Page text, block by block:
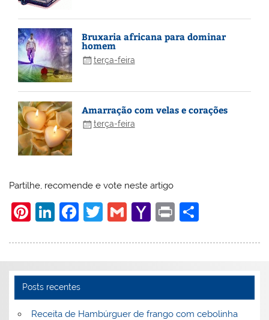
Bruxaria africana para dominar
homem
terça-feira
Amarração com velas e corações
terça-feira
Partilhe, recomende e vote neste artigo
Pi
er
e
st
Li
k
dI
n
F
c
b
o
T
itt
G
ai
Y
h
M
Pr
t
ar
Posts recentes
Receita de Hambúrguer de frango com cebolinha